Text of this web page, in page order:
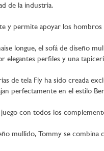
de la industria.
y permite apoyar los
longue, el sofá de diseño
elegantes perfiles y una
de tela Fly ha sido creada
perfectamente en el estilo
con todos los
mullido, Tommy se